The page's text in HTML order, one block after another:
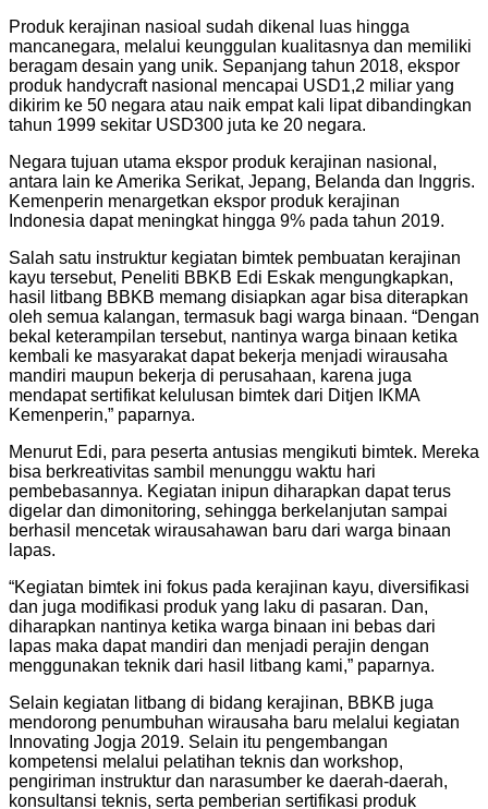
Produk kerajinan nasioal sudah dikenal luas hingga
mancanegara, melalui keunggulan kualitasnya dan memiliki
beragam desain yang unik. Sepanjang tahun 2018, ekspor
produk handycraft nasional mencapai USD1,2 miliar yang
dikirim ke 50 negara atau naik empat kali lipat dibandingkan
tahun 1999 sekitar USD300 juta ke 20 negara.
Negara tujuan utama ekspor produk kerajinan nasional,
antara lain ke Amerika Serikat, Jepang, Belanda dan Inggris.
Kemenperin menargetkan ekspor produk kerajinan
Indonesia dapat meningkat hingga 9% pada tahun 2019.
Salah satu instruktur kegiatan bimtek pembuatan kerajinan
kayu tersebut, Peneliti BBKB Edi Eskak mengungkapkan,
hasil litbang BBKB memang disiapkan agar bisa diterapkan
oleh semua kalangan, termasuk bagi warga binaan. “Dengan
bekal keterampilan tersebut, nantinya warga binaan ketika
kembali ke masyarakat dapat bekerja menjadi wirausaha
mandiri maupun bekerja di perusahaan, karena juga
mendapat sertifikat kelulusan bimtek dari Ditjen IKMA
Kemenperin,” paparnya.
Menurut Edi, para peserta antusias mengikuti bimtek. Mereka
bisa berkreativitas sambil menunggu waktu hari
pembebasannya. Kegiatan inipun diharapkan dapat terus
digelar dan dimonitoring, sehingga berkelanjutan sampai
berhasil mencetak wirausahawan baru dari warga binaan
lapas.
“Kegiatan bimtek ini fokus pada kerajinan kayu, diversifikasi
dan juga modifikasi produk yang laku di pasaran. Dan,
diharapkan nantinya ketika warga binaan ini bebas dari
lapas maka dapat mandiri dan menjadi perajin dengan
menggunakan teknik dari hasil litbang kami,” paparnya.
Selain kegiatan litbang di bidang kerajinan, BBKB juga
mendorong penumbuhan wirausaha baru melalui kegiatan
Innovating Jogja 2019. Selain itu pengembangan
kompetensi melalui pelatihan teknis dan workshop,
pengiriman instruktur dan narasumber ke daerah-daerah,
konsultansi teknis, serta pemberian sertifikasi produk